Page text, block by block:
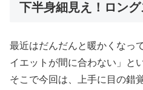
下半身細見え！ロン
最近はだんだんと暖かくなっ
イエットが間に合わない」と
そこで今回は、上手に目の錯